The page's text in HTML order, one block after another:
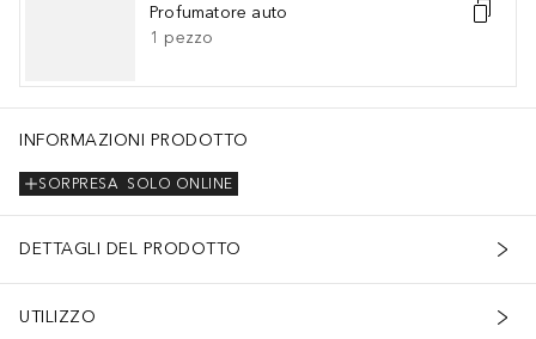
Profumatore auto
1 pezzo
INFORMAZIONI PRODOTTO
SOLO ONLINE
SORPRESA
DETTAGLI DEL PRODOTTO
UTILIZZO